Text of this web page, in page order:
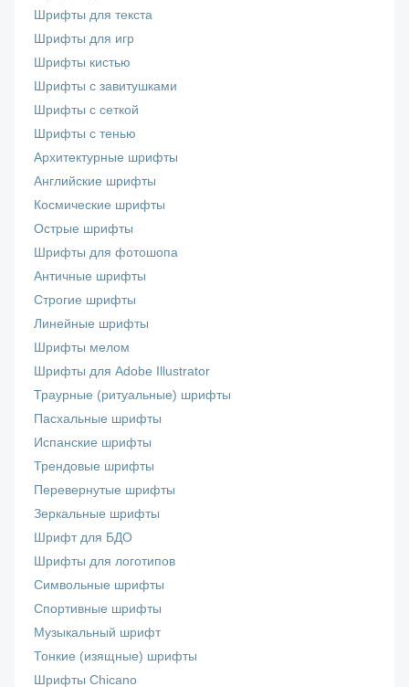
Шрифты для текста
Шрифты для игр
Шрифты кистью
Шрифты с завитушками
Шрифты с сеткой
Шрифты с тенью
Архитектурные шрифты
Английские шрифты
Космические шрифты
Острые шрифты
Шрифты для фотошопа
Античные шрифты
Строгие шрифты
Линейные шрифты
Шрифты мелом
Шрифты для Adobe Illustrator
Траурные (ритуальные) шрифты
Пасхальные шрифты
Испанские шрифты
Трендовые шрифты
Перевернутые шрифты
Зеркальные шрифты
Шрифт для БДО
Шрифты для логотипов
Символьные шрифты
Спортивные шрифты
Музыкальный шрифт
Тонкие (изящные) шрифты
Шрифты Chicano